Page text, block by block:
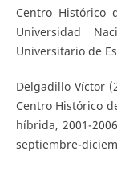
Centro Histórico
Universidad
Universitario de
Delgadillo Víctor
Centro Histórico
híbrida, 2001-
septiembre-